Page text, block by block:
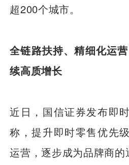
超200个城市。
全链路扶持、精细化运
续高质增长
近日，国信证券发布即
称，提升即时零售优先
运营，逐步成为品牌商的